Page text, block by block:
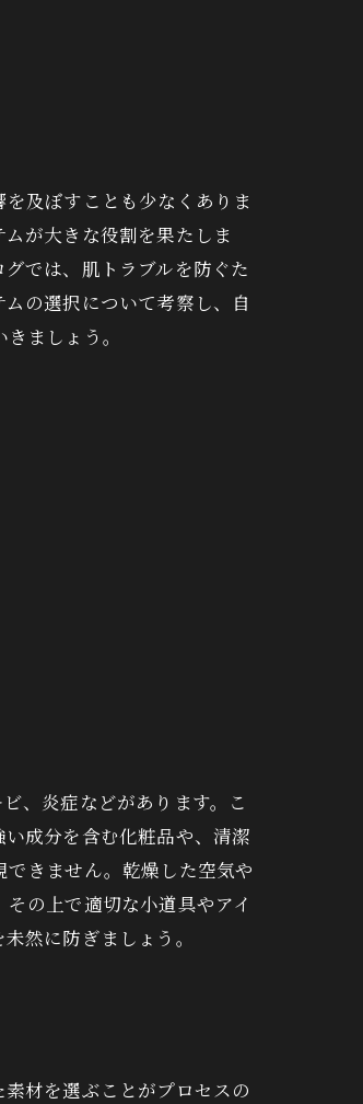
及ぼすことも少なくありま
が大きな役割を果たしま
では、肌トラブルを防ぐた
の選択について考察し、自
ましょう。
、炎症などがあります。こ
成分を含む化粧品や、清潔
きません。乾燥した空気や
の上で適切な小道具やアイ
然に防ぎましょう。
材を選ぶことがプロセスの